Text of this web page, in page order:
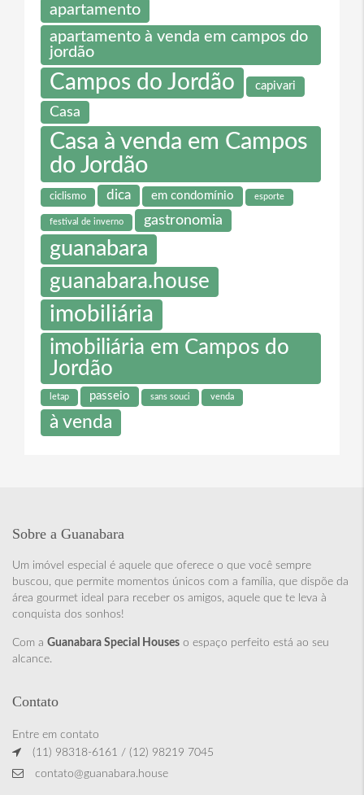
apartamento
apartamento à venda em campos do
jordão
Campos do Jordão capivari
Casa
Casa à venda em Campos
do Jordão
ciclismo dica em condomínio esporte
festival de inverno gastronomia
guanabara
guanabara.house
imobiliária
imobiliária em Campos do
Jordão
letap passeio sans souci venda
à venda
Sobre a Guanabara
Um imóvel especial é aquele que oferece o que você sempre
buscou, que permite momentos únicos com a família, que dispõe da
área gourmet ideal para receber os amigos, aquele que te leva à
conquista dos sonhos!
Com a Guanabara Special Houses o espaço perfeito está ao seu
alcance.
Contato
Entre em contato
(11) 98318-6161 / (12) 98219 7045
contato@guanabara.house